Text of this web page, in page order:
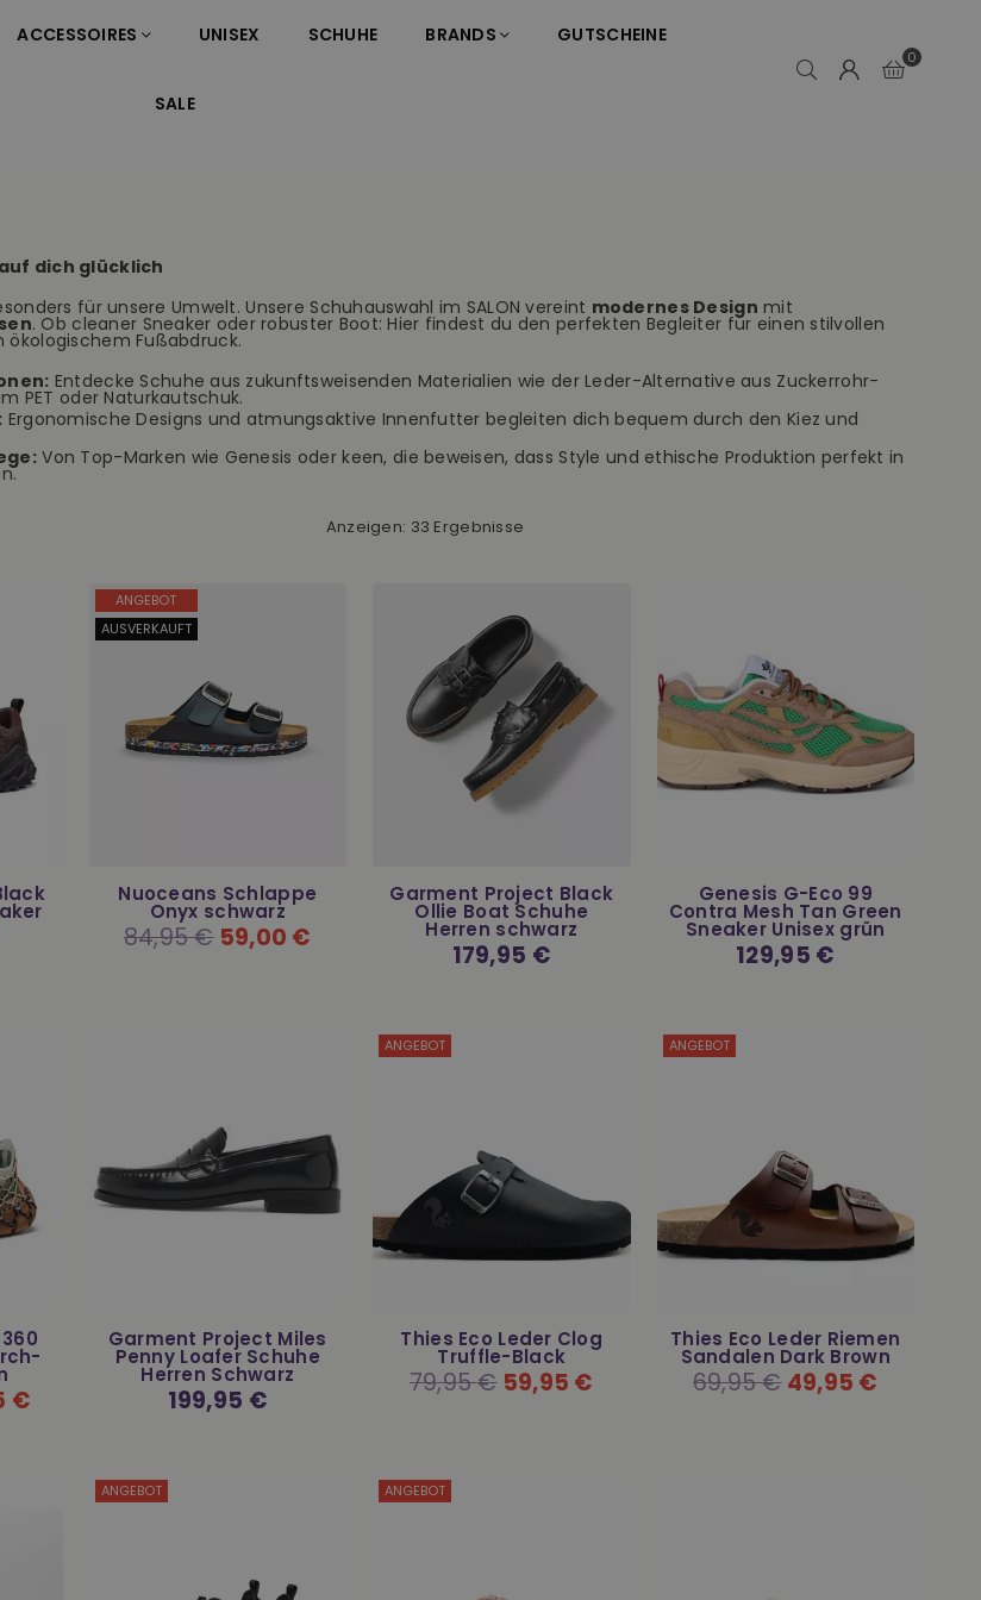
ACCESSOIRES UNISEX SCHUHE BRANDS GUTSCHEINE
SALE
0
dich glücklich
für unsere Umwelt. Unsere Schuhauswahl im SALON vereint modernes Design mit
. Ob cleaner Sneaker oder robuster Boot: Hier findest du den perfekten Begleiter für einen stilvollen
Fußabdruck.
Entdecke Schuhe aus zukunftsweisenden Materialien wie der Leder-Alternative aus Zuckerrohr-
PET oder Naturkautschuk.
Ergonomische Designs und atmungsaktive Innenfutter begleiten dich bequem durch den Kiez und
Von Top-Marken wie Genesis oder keen, die beweisen, dass Style und ethische Produktion perfekt in
Anzeigen: 33 Ergebnisse
ANGEBOT
AUSVERKAUFT
Nuoceans Schlappe
Onyx schwarz
Normaler
Preis
84,95 € 59,00 €
Garment Project Black
Ollie Boat Schuhe
Herren schwarz
Normaler
Preis
179,95 €
Genesis G-Eco 99
Contra Mesh Tan Green
Sneaker Unisex grün
Normaler
Preis
129,95 €
360
€
Garment Project Miles
Penny Loafer Schuhe
Herren Schwarz
Normaler
Preis
199,95 €
ANGEBOT
Thies Eco Leder Clog
Truffle-Black
Normaler
Preis
79,95 € 59,95 €
ANGEBOT
Thies Eco Leder Riemen
Sandalen Dark Brown
Normaler
Preis
69,95 €49,95 €
ANGEBOT ANGEBOT